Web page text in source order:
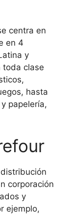
centra en
en 4
y
toda clase
hasta
papelería,
corporación
y
ejemplo,